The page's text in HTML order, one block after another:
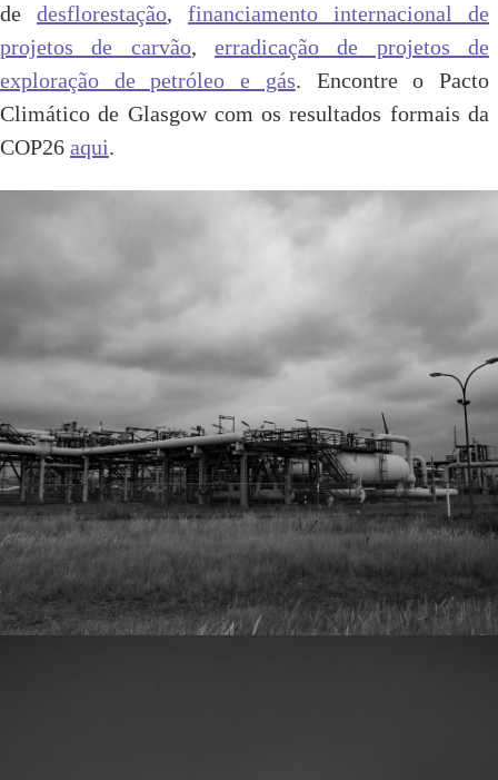
de desflorestação, financiamento internacional de
projetos de carvão,erradicação de projetos de
exploração de petróleo e gás. Encontre o Pacto
Climático de Glasgow com os resultados formais da
COP26 aqui.